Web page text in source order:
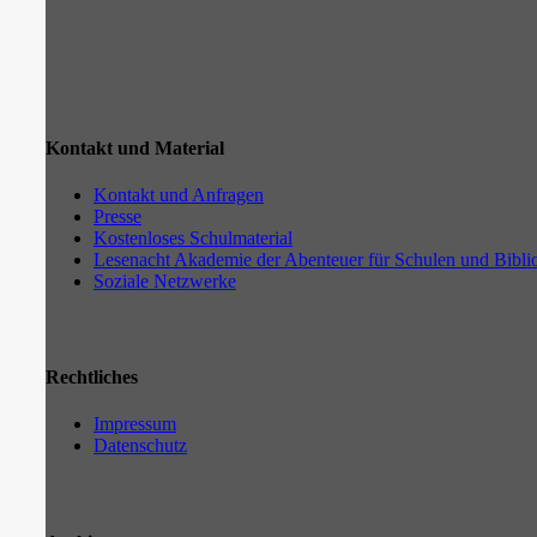
Kontakt und Material
Kontakt und Anfragen
Presse
Kostenloses Schulmaterial
Lesenacht Akademie der Abenteuer für Schulen und
Soziale Netzwerke
Rechtliches
Impressum
Datenschutz